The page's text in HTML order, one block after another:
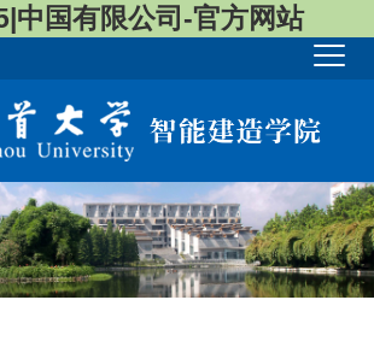
中国有限公司-官方网站